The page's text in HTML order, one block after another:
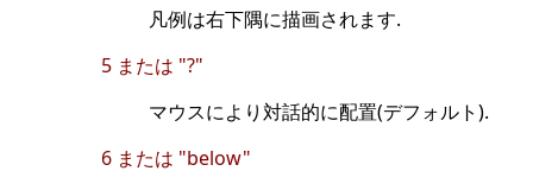
凡例は右下隅に描画されます.
5 または "?"
マウスにより対話的に配置(デフォルト).
6 または "below"